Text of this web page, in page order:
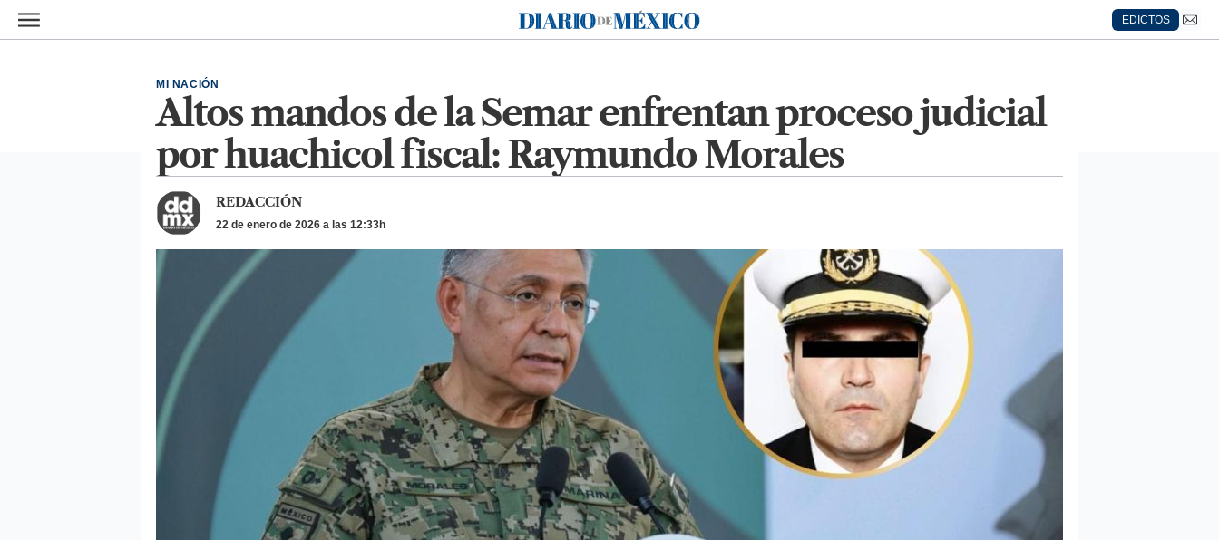
Ir al contenido principal
Diario de México
EDICTOS
Altos mandos de la Semar enfrentan proceso judicial
por huachicol fiscal: Raymundo Morales
MI NACIÓN
REDACCIÓN
22 de enero de 2026 a las 12:33h